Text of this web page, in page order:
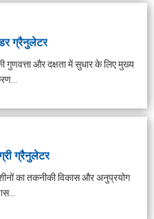
ग्रैनुलेटर
और दक्षता में सुधार के लिए मुख्य
ग्रैनुलेटर
का तकनीकी विकास और अनुप्रयोग
प्रयोगशाला कंक्रीट मिक्सर